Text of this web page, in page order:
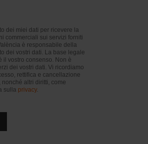
dei miei dati per ricevere la
commerciali sui servizi forniti
è responsabile della
dei vostri dati. La base legale
il vostro consenso. Non è
dei vostri dati. Vi ricordiamo
rettifica e cancellazione
altri diritti, come
sulla privacy.